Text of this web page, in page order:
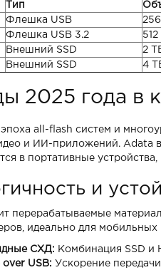
Тип
Флешка USB
Флешка USB 3.2 512
Внешний SSD 2
Внешний SSD 4
2025 года в
all-flash систем и
и ИИ-приложений. Adata
в портативные
и
перерабатываемые
идеально для мобильных
СХД: Комбинация SSD и
over USB: Ускорение передачи